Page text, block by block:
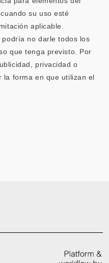
su uso esté
aplicable.
no darle todos los
que tenga previsto. Por
privacidad o
la forma en que utilizan el